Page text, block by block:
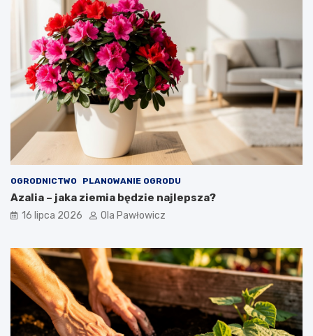
OGRODNICTWO PLANOWANIE OGRODU
Azalia – jaka ziemia będzie najlepsza?
16 lipca 2026 Ola Pawłowicz